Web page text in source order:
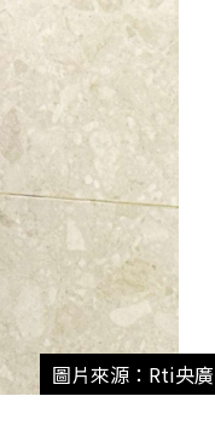
圖片來源：Rti央廣